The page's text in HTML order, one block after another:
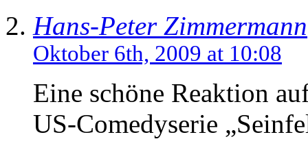
Hans-Peter Zimmermann
Oktober 6th, 2009 at 10:08
Eine schöne Reaktion
US-Comedyserie